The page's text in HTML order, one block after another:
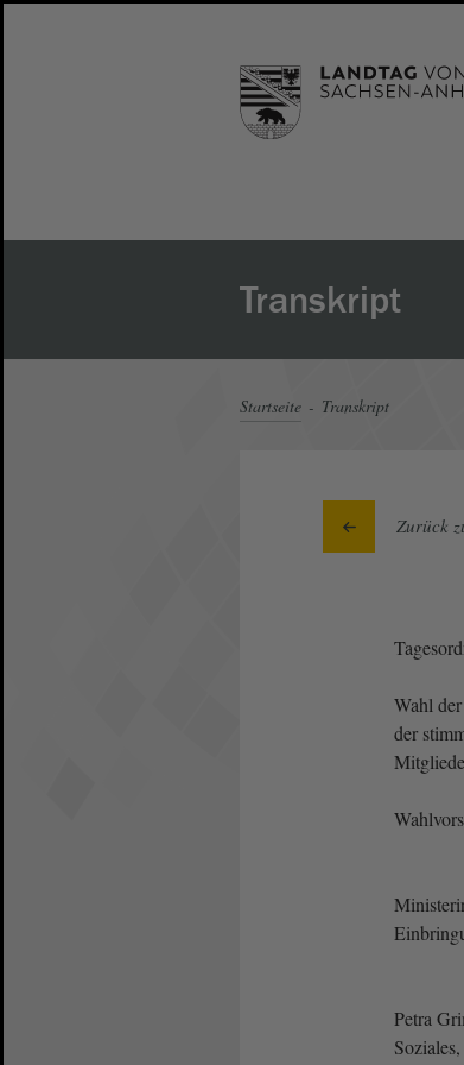
Transkript
Startseite Transkript
Zurück
Wahl
der
Petra